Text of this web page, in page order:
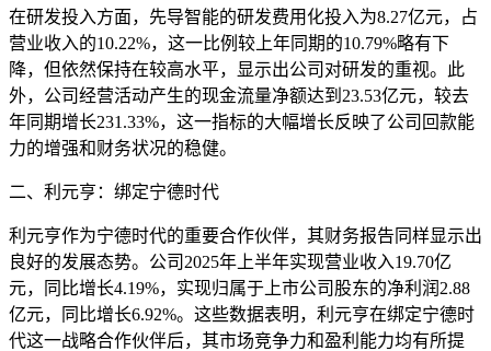
在研发投入方面，先导智能的研发费用化投入为8.27亿元，占
营业收入的10.22%，这一比例较上年同期的10.79%略有下
降，但依然保持在较高水平，显示出公司对研发的重视。此
外，公司经营活动产生的现金流量净额达到23.53亿元，较去
年同期增长231.33%，这一指标的大幅增长反映了公司回款能
力的增强和财务状况的稳健。
二、利元亨：绑定宁德时代
利元亨作为宁德时代的重要合作伙伴，其财务报告同样显示出
良好的发展态势。公司2025年上半年实现营业收入19.70亿
元，同比增长4.19%，实现归属于上市公司股东的净利润2.88
亿元，同比增长6.92%。这些数据表明，利元亨在绑定宁德时
代这一战略合作伙伴后，其市场竞争力和盈利能力均有所提